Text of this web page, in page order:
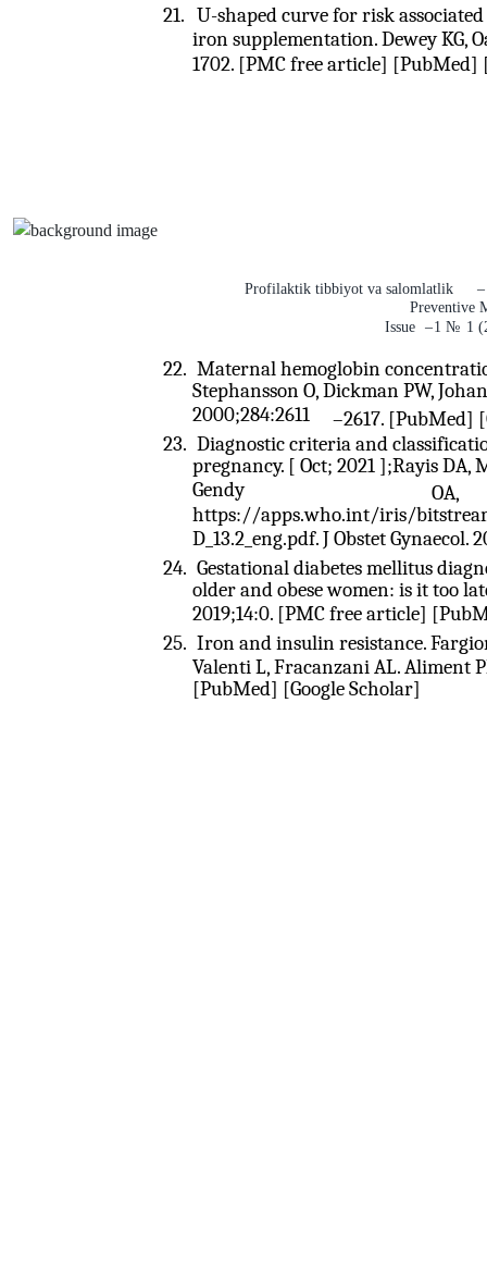
21. U-shaped curve for risk
iron supplementation. Dewey KG,
1702. [PMC free article] [PubMed]
Profilaktik tibbiyot va salomlatlik
–
Preventive
Issue –1 № 1
22. Maternal hemoglobin
Stephansson O, Dickman PW,
2000;284:2611
–2617. [PubMed]
23. Diagnostic criteria and
pregnancy. [ Oct; 2021 ];Rayis DA,
Gendy
OA,
https://apps.who.int/iris/
D_13.2_eng.pdf. J Obstet Gynaecol.
24. Gestational diabetes mellitus
older and obese women: is it too
2019;14:0. [PMC free article]
25. Iron and insulin resistance.
Valenti L, Fracanzani AL. Aliment
[PubMed] [Google Scholar]